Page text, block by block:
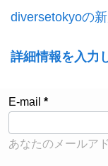
diversetokyoの
詳細情報を入力
E-mail
あなたのメールア